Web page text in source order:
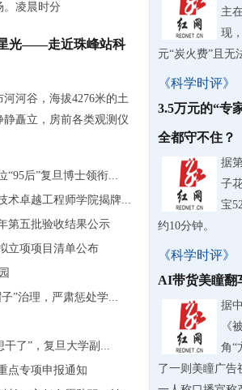
。凌晨时分
光——走近珠峰站科
河谷，海拔4276米的土
矗立，房前各类观测仪
“95后”复旦博士领衔...
术卓越工程师学院揭牌...
第五批验收结果公示
立项项目清单公布
”治理，严肃惩处学...
干了”，复旦大学副...
点专项申报通知
主
现
元“炭火费”且无
《科学时评》
3.5万元的“专
全都守不住？
据
子
宝
约10分钟。
《科学时评》
AI带货美瞳翻
据
《
角“
了一则美瞳广告